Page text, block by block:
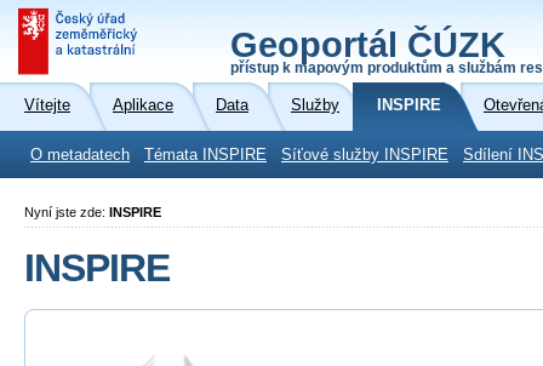
Geoportál ČÚZK
přístup k mapovým produktům a službám
Vítejte Aplikace Data Služby INSPIRE
O metadatech Témata INSPIRE Síťové služby INSPIRE Sdílení
Nyní jste zde: INSPIRE
INSPIRE